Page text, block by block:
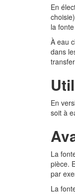
En
la
À eau
dans
En
soit à
La
pièce.
par
La